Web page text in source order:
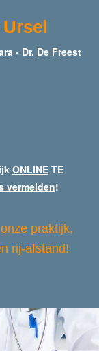
- Dr. De Freest
ONLINETE
vermelden!
praktijk,
rij-afstand!